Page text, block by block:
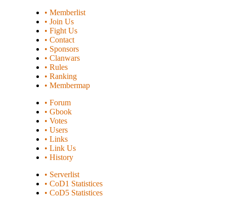
• Memberlist
• Join Us
• Fight Us
• Contact
• Sponsors
• Clanwars
• Rules
• Ranking
• Membermap
• Forum
• Gbook
• Votes
• Users
• Links
• Link Us
• History
• Serverlist
• CoD1 Statistices
• CoD5 Statistices